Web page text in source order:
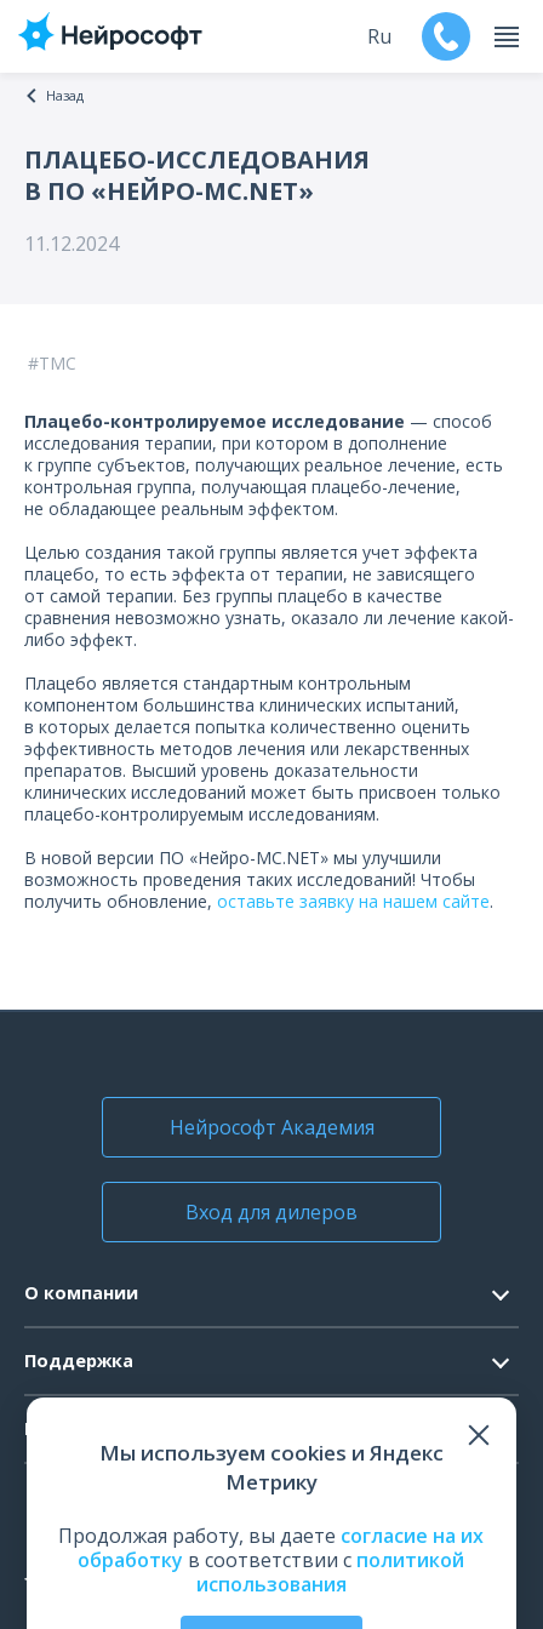
Продукты
Обучение
Дилеры
О компании
Карьера
Ru
Назад
ПЛАЦЕБО-ИССЛЕДОВАНИЯ
В ПО «НЕЙРО-МС.NET»
11.12.2024
ТМС
Плацебо-контролируемое исследование — способ
исследования терапии, при котором в дополнение
к группе субъектов, получающих реальное лечение, есть
контрольная группа, получающая плацебо-лечение,
не обладающее реальным эффектом.
Целью создания такой группы является учет эффекта
плацебо, то есть эффекта от терапии, не зависящего
от самой терапии. Без группы плацебо в качестве
сравнения невозможно узнать, оказало ли лечение какой-
либо эффект.
Плацебо является стандартным контрольным
компонентом большинства клинических испытаний,
в которых делается попытка количественно оценить
эффективность методов лечения или лекарственных
препаратов. Высший уровень доказательности
клинических исследований может быть присвоен только
плацебо-контролируемым исследованиям.
В новой версии ПО «Нейро-МС.NET» мы улучшили
возможность проведения таких исследований! Чтобы
получить обновление, оставьте заявку на нашем сайте.
Нейрософт Академия
Вход для дилеров
О компании
Официальные документы
Поддержка
Системные требования
Поверка и калибровка
Продукты
ЭМГ
ИОМ
Мы используем cookies и Яндекс
Метрику
Продолжая работу, вы даете согласие на их
обработку в соответствии с политикой
использования